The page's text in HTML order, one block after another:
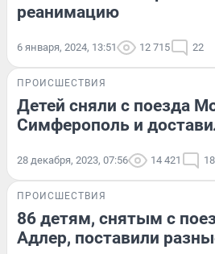
реанимацию
6 января, 2024, 13:51 12 715 22
ПРОИСШЕСТВИЯ
Детей сняли с поезда
Симферополь и
28 декабря, 2023, 07:56 14 421 18
ПРОИСШЕСТВИЯ
86 детям, снятым с
Адлер, поставили